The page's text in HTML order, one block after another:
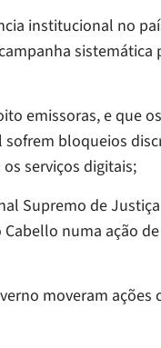
institucional no
sistemática
emissoras, e que
bloqueios
serviços digitais;
Supremo de
numa ação
moveram